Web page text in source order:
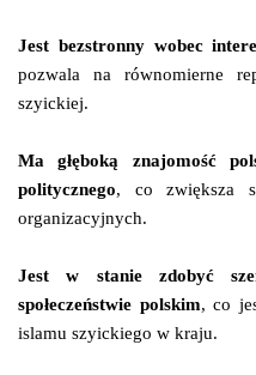
Jest bezstronny wobec
pozwala na równomierne
szyickiej.
Ma głęboką znajomość
politycznego, co zwiększa
organizacyjnych.
Jest w stanie zdobyć
społeczeństwie polskim, co
islamu szyickiego w kraju.